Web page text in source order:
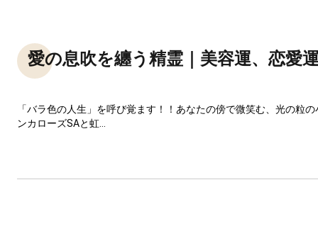
愛の息吹を纏う精霊｜美容運、恋愛
「バラ色の人生」を呼び覚ます！！あなたの傍で微笑む、光の粒
ンカローズSAと虹...